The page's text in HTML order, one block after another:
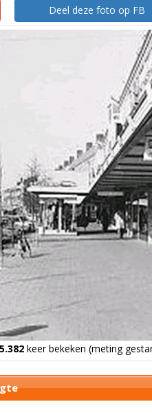
Deel deze foto op FB
5.382keer bekeken (meting